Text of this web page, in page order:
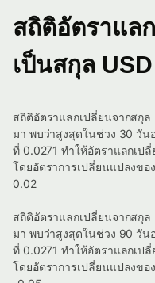
สถิติอัตราแล
เป็นสกุล USD
สถิติอัตราแลกเปลี่ยนจากสกุ
มา พบว่าสูงสุดในช่วง 30 วั
ที่ 0.0271 ทำให้อัตราแลกเป
โดยอัตราการเปลี่ยนแปลงขอ
0.02
สถิติอัตราแลกเปลี่ยนจากสกุ
มา พบว่าสูงสุดในช่วง 90 วั
ที่ 0.0271 ทำให้อัตราแลกเป
โดยอัตราการเปลี่ยนแปลงขอ